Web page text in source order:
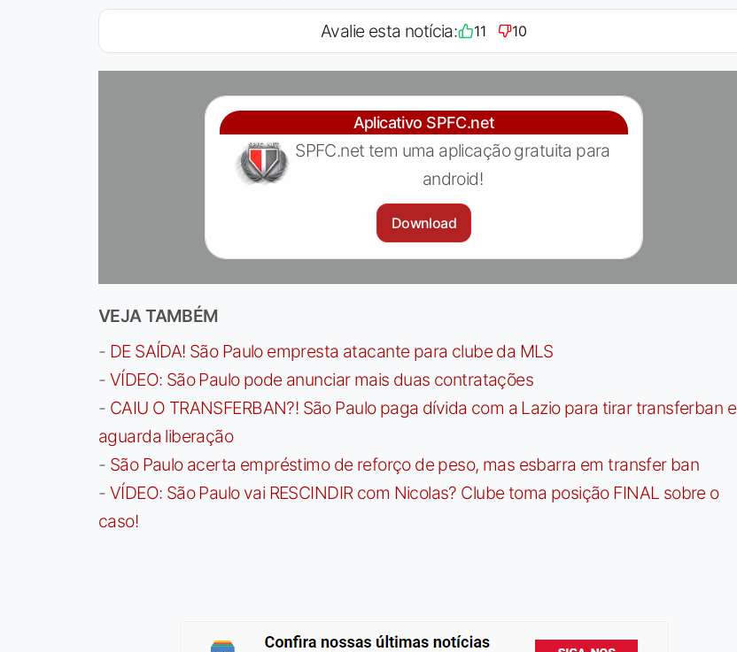
Avalie esta notícia: 11 10
Aplicativo SPFC.net
SPFC.net tem uma aplicação gratuita para
android!
Download
VEJA TAMBÉM
- DE SAÍDA! São Paulo empresta atacante para clube da MLS
- VÍDEO: São Paulo pode anunciar mais duas contratações
- CAIU O TRANSFERBAN?! São Paulo paga dívida com a Lazio para tirar transferban e
aguarda liberação
- São Paulo acerta empréstimo de reforço de peso, mas esbarra em transfer ban
- VÍDEO: São Paulo vai RESCINDIR com Nicolas? Clube toma posição FINAL sobre o
caso!